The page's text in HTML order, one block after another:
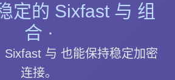
定的 Sixfast 与 组
合 ·
Sixfast 与 也能保持稳定加密
连接。